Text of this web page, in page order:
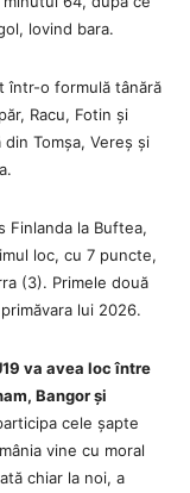
lovind bara.
într-o formulă tânără
Racu, Fotin și
Tomșa, Vereș și
Finlanda la Buftea,
loc, cu 7 puncte,
(3). Primele două
lui 2026.
va avea loc între
Bangor și
cele șapte
vine cu moral
chiar la noi, a